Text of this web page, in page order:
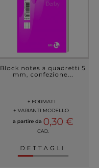
Block notes a quadretti 5
mm, confezione...
+ FORMATI
+ VARIANTI MODELLO
a partire da 0,30 €
CAD.
DETTAGLI